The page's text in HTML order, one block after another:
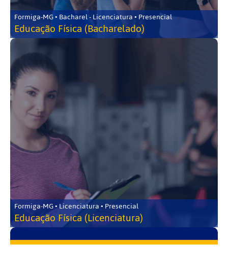
Formiga-MG • Bacharel - Licenciatura • Presencial
Educação Física (Bacharelado)
Formiga-MG • Licenciatura • Presencial
Educação Física (Licenciatura)